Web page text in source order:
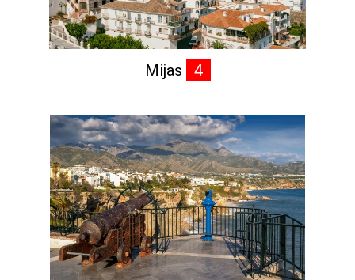
Mijas 4